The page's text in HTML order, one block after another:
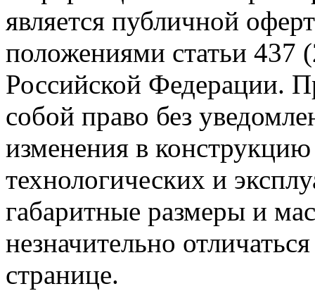
является публичной
положениями статьи 437
Российской Федерации.
собой право без
изменения в
технологических и
габаритные размеры и
незначительно
странице.